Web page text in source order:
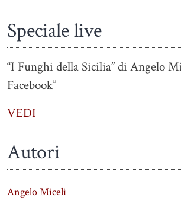
Speciale live
“I Funghi della Sicilia” di Angelo
Facebook”
VEDI
Autori
Angelo Miceli